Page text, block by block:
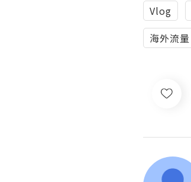
Vlog
海外流量